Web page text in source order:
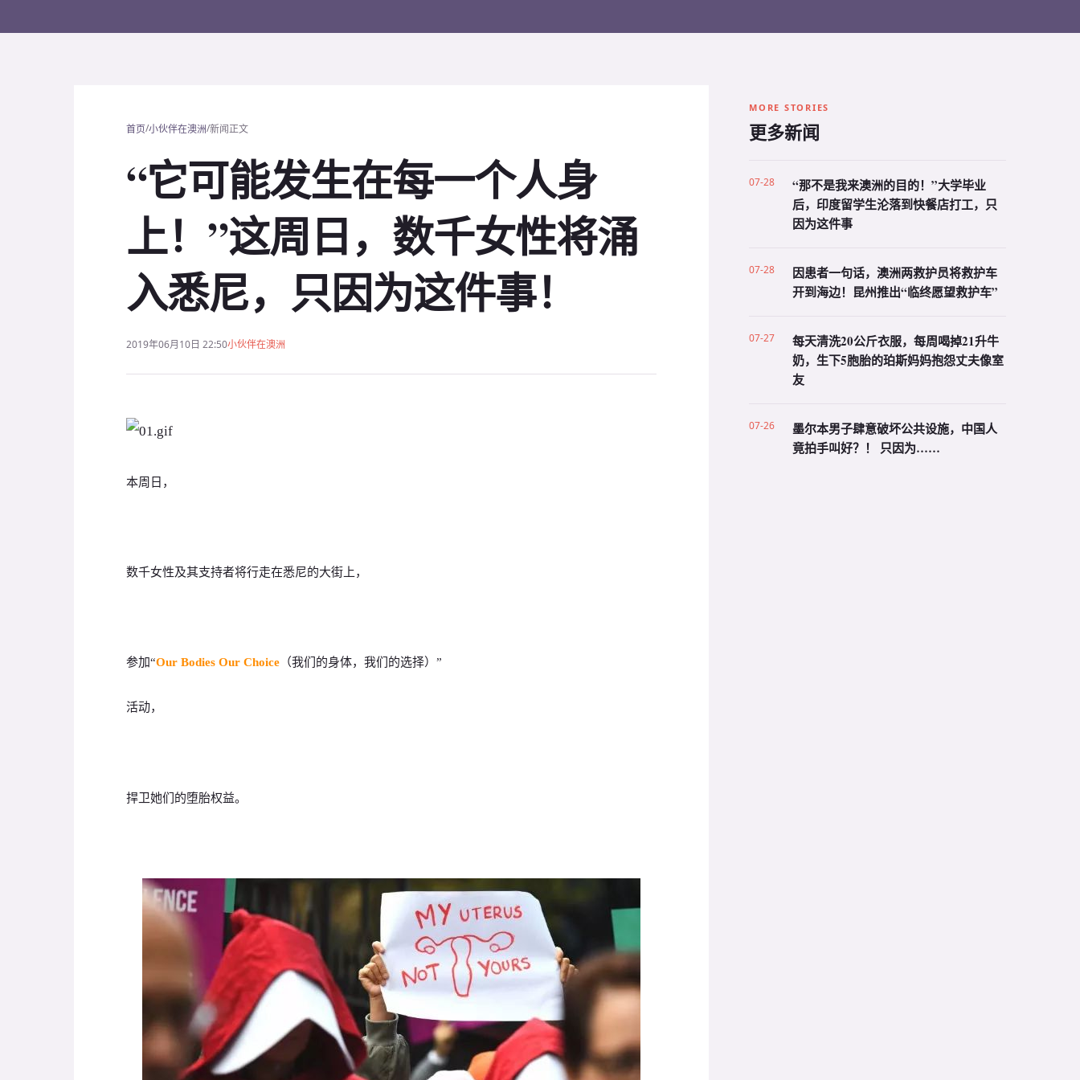
首页/小伙伴在澳洲/新闻正文
“它可能发生在每一个人身
上！”这周日，数千女性将涌
入悉尼，只因为这件事！
2019年06月10日 22:50小伙伴在澳洲
本周日，
数千女性及其支持者将行走在悉尼的大街上，
参加“Our Bodies Our Choice （我们的身体，我们的选择）”
活动，
捍卫她们的堕胎权益。
MORE STORIES
更多新闻
07-28
“那不是我来澳洲的目的！”大学毕业
后，印度留学生沦落到快餐店打工，只
因为这件事
07-28
因患者一句话，澳洲两救护员将救护车
开到海边！昆州推出“临终愿望救护车”
07-27
每天清洗20公斤衣服，每周喝掉21升牛
奶，生下5胞胎的珀斯妈妈抱怨丈夫像室
友
07-26
墨尔本男子肆意破坏公共设施，中国人
竟拍手叫好？！ 只因为……